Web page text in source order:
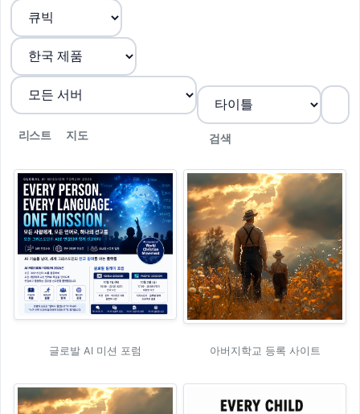
리스트 지도 검색
글로발 AI 미션 포럼 아버지학교 등록 사이트